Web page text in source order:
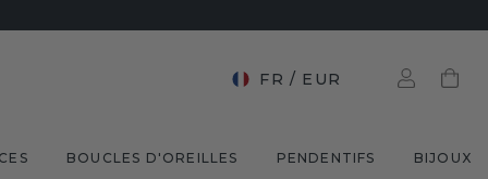
FR / EUR
BOUCLES D'OREILLES PENDENTIFS BIJOUX